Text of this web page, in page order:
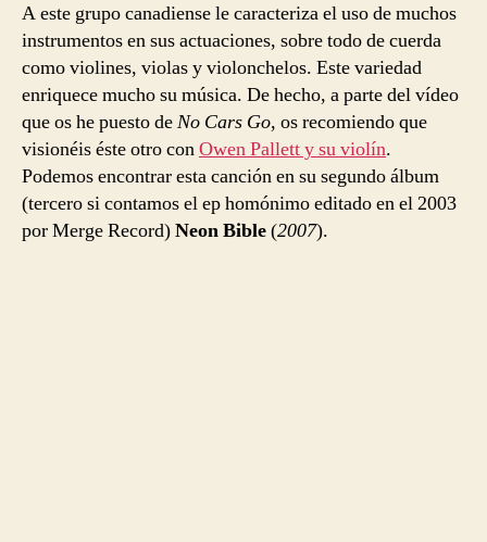
A este grupo canadiense le caracteriza el uso de muchos
instrumentos en sus actuaciones, sobre todo de cuerda
como violines, violas y violonchelos. Este variedad
enriquece mucho su música. De hecho, a parte del vídeo
que os he puesto deNo Cars Go, os recomiendo que
visionéis éste otro conOwen Pallett y su violín.
Podemos encontrar esta canción en su segundo álbum
(tercero si contamos el ep homónimo editado en el 2003
por Merge Record)Neon Bible(2007).